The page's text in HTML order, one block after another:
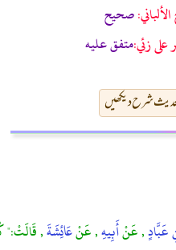
صحيح
على زئي:متفق عليه
شرح دیکھیں
عَبَّادٍ, عَنْأَبِيهِ, عَنْعَائِشَةَ, قَالَتْ:"